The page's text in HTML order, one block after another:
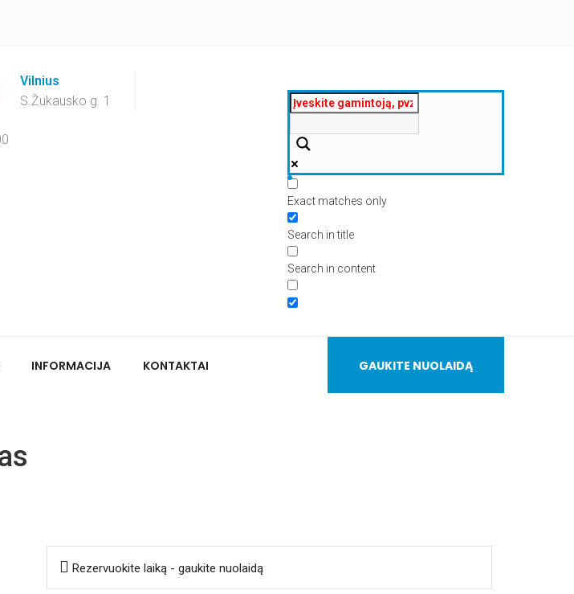
Vilnius
S.Žukausko g. 1
Exact matches only
Search in title
Search in content
INFORMACIJA KONTAKTAI GAUKITE NUOLAIDĄ
Rezervuokite laiką - gaukite nuolaidą